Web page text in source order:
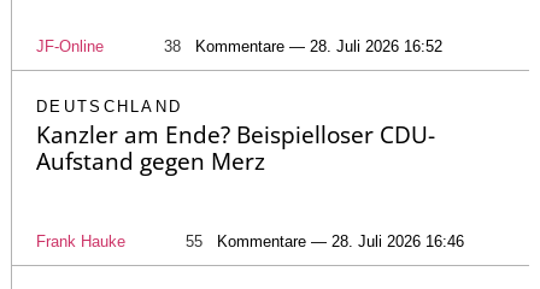
JF-Online 38 Kommentare — 28. Juli 2026 16:52
DEUTSCHLAND
Kanzler am Ende? Beispielloser CDU-
Aufstand gegen Merz
Frank Hauke 55 Kommentare — 28. Juli 2026 16:46